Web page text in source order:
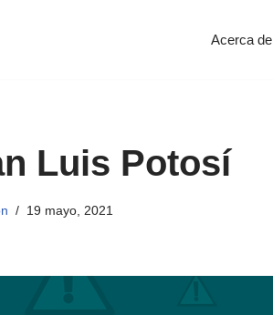
Acerca de
Luis Potosí
19 mayo, 2021